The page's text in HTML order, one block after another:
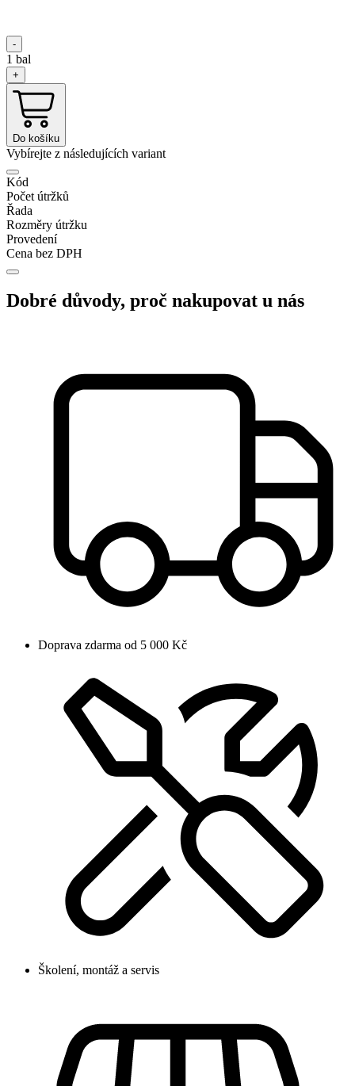
-
1 bal
+
Do košíku
Vybírejte z následujících variant
Kód
Počet útržků
Řada
Rozměry útržku
Provedení
Cena bez DPH
Dobré důvody, proč nakupovat u nás
Doprava zdarma od 5 000 Kč
Školení, montáž a servis